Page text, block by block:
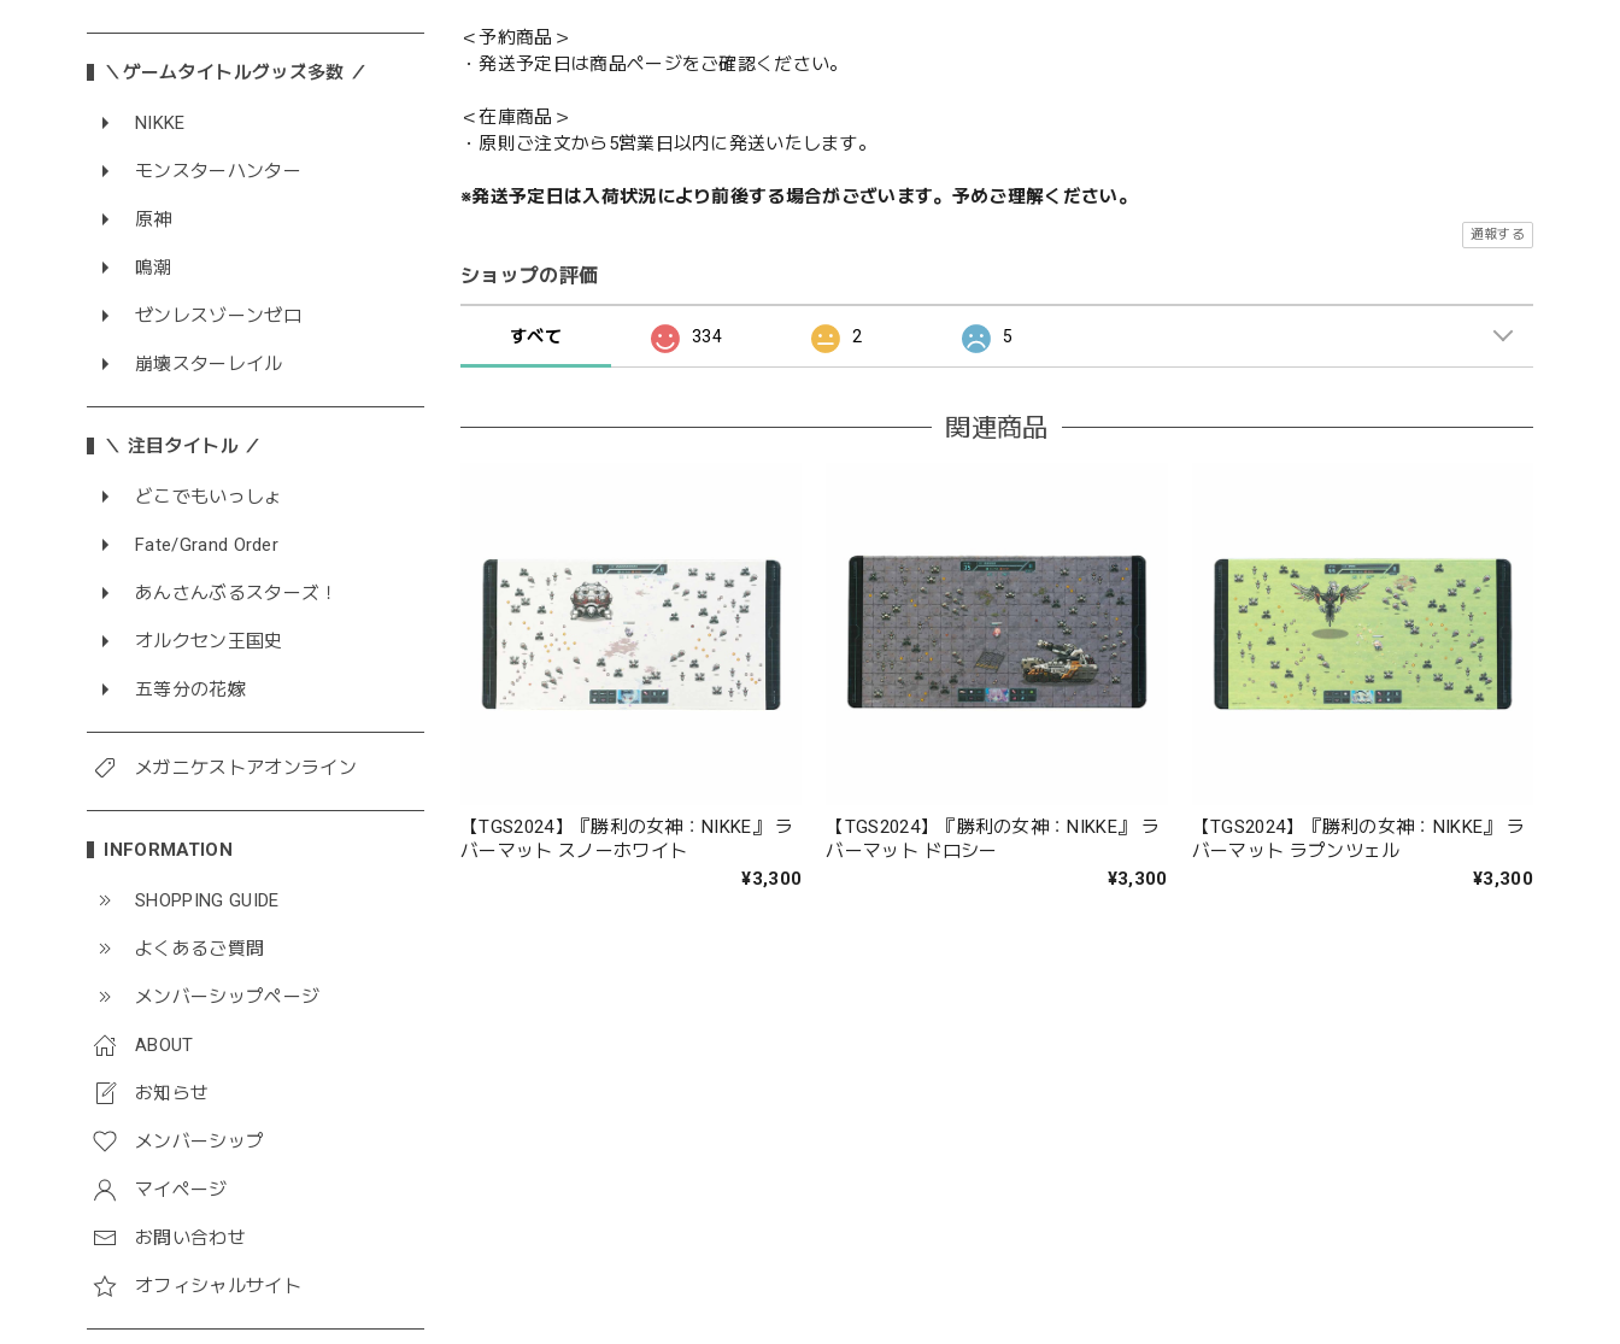
＼ゲームタイトルグッズ多数 ／
NIKKE
モンスターハンター
原神
鳴潮
ゼンレスゾーンゼロ
崩壊スターレイル
＼ 注目タイトル ／
どこでもいっしょ
Fate/Grand Order
あんさんぶるスターズ！
オルクセン王国史
五等分の花嫁
メガニケストアオンライン
INFORMATION
SHOPPING GUIDE
よくあるご質問
メンバーシップページ
ABOUT
お知らせ
メンバーシップ
マイページ
お問い合わせ
オフィシャルサイト
＜予約商品＞
・発送予定日は商品ページをご確認ください。
＜在庫商品＞
・原則ご注文から5営業日以内に発送いたします。
※発送予定日は入荷状況により前後する場合がございます。予めご理解ください。
通報する
ショップの評価
すべて 334 2 5
関連商品
【TGS2024】『勝利の女神：NIKKE』 ラ
バーマット スノーホワイト
¥3,300
【TGS2024】『勝利の女神：NIKKE』 ラ
バーマット ドロシー
¥3,300
【TGS2024】『勝利の女神：NIKKE』 ラ
バーマット ラプンツェル
¥3,300